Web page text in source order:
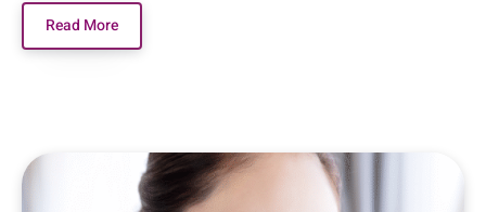
Read More